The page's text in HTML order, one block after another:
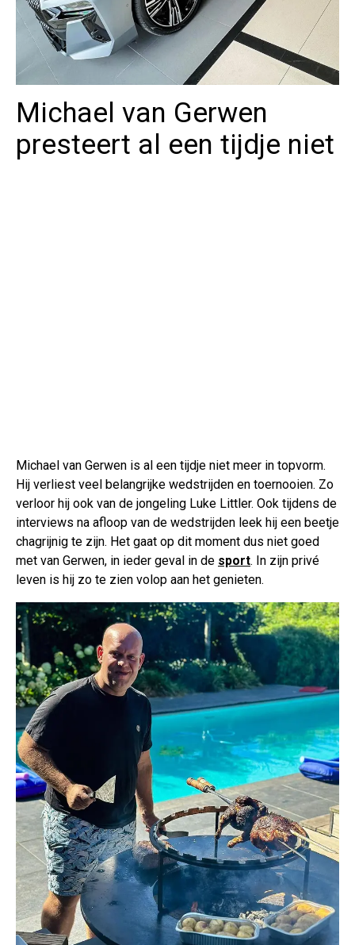
Michael van Gerwen
presteert al een tijdje niet
Michael van Gerwen is al een tijdje niet meer in topvorm.
Hij verliest veel belangrijke wedstrijden en toernooien. Zo
verloor hij ook van de jongeling Luke Littler. Ook tijdens de
interviews na afloop van de wedstrijden leek hij een beetje
chagrijnig te zijn. Het gaat op dit moment dus niet goed
met van Gerwen, in ieder geval in de sport. In zijn privé
leven is hij zo te zien volop aan het genieten.